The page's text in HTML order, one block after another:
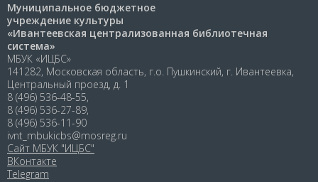
Муниципальное бюджетное
учреждение культуры
«Ивантеевская централизованная библиотечная
система»
МБУК «ИЦБС»
141282, Московская область, г.о. Пушкинский, г. Ивантеевка,
Центральный проезд, д. 1
8 (496) 536-48-55,
8 (496) 536-27-89,
8 (496) 536-11-90
ivnt_mbukicbs@mosreg.ru
Сайт МБУК "ИЦБС"
ВКонтакте
Telegram